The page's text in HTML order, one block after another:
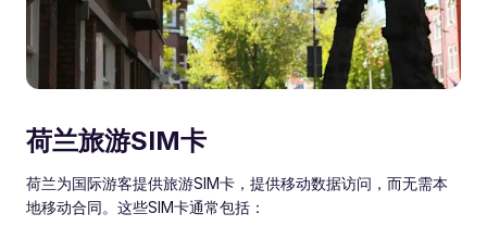
荷兰旅游SIM卡
荷兰为国际游客提供旅游SIM卡，提供移动数据访问，而无需本
地移动合同。这些SIM卡通常包括：